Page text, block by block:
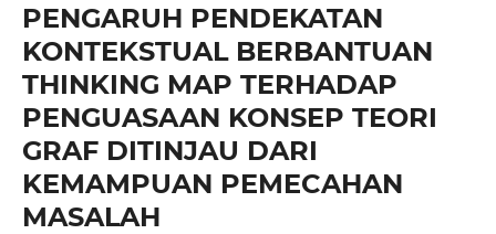
PENGARUH PENDEKATAN
KONTEKSTUAL BERBANTUAN
THINKING MAP TERHADAP
PENGUASAAN KONSEP TEORI
GRAF DITINJAU DARI
KEMAMPUAN PEMECAHAN
MASALAH